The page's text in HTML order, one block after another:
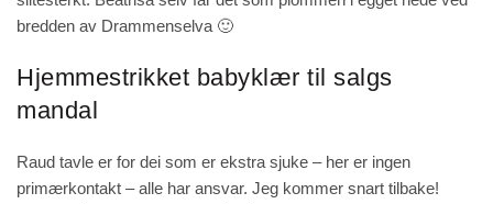
bredden av Drammenselva 🙂
Hjemmestrikket babyklær til salgs
mandal
Raud tavle er for dei som er ekstra sjuke – her er ingen
primærkontakt – alle har ansvar. Jeg kommer snart tilbake!